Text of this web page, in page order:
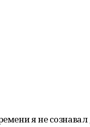
я не сознавал